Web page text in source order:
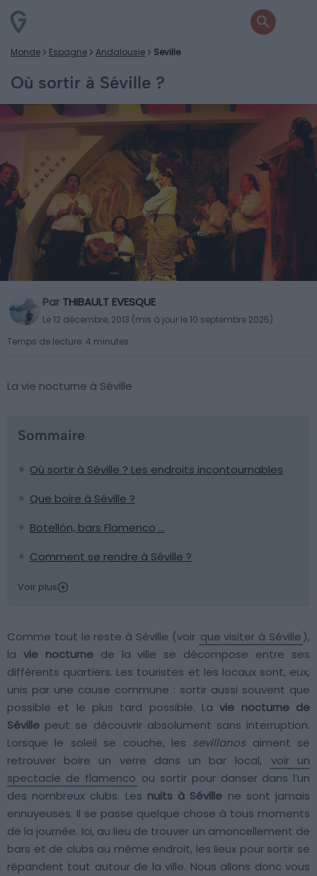
Monde Espagne Andalousie Seville
Où sortir à Séville ?
Par THIBAULT EVESQUE
Le 12 décembre, 2013 (mis à jour le 10 septembre 2025)
Temps de lecture: 4 minutes
La vie nocturne à Séville
Sommaire
Où sortir à Séville ? Les endroits incontournables
Que boire à Séville ?
Botellón, bars Flamenco …
Comment se rendre à Séville ?
Voir plus
Comme tout le reste à Séville (voir que visiter à Séville),
la vie nocturnede la ville se décompose entre ses
différents quartiers. Les touristes et les locaux sont, eux,
unis par une cause commune : sortir aussi souvent que
possible et le plus tard possible. Lavie nocturne de
Séville peut se découvrir absolument sans interruption.
Lorsque le soleil se couche, les sevillanos aiment se
retrouver boire un verre dans un bar local,
voir un
spectacle de flamenco ou sortir pour danser dans l’un
des nombreux clubs. Les nuits à Séville ne sont jamais
ennuyeuses. Il se passe quelque chose à tous moments
de la journée. Ici, au lieu de trouver un amoncellement de
bars et de clubs au même endroit, les lieux pour sortir se
répandent tout autour de la ville. Nous allons donc vous